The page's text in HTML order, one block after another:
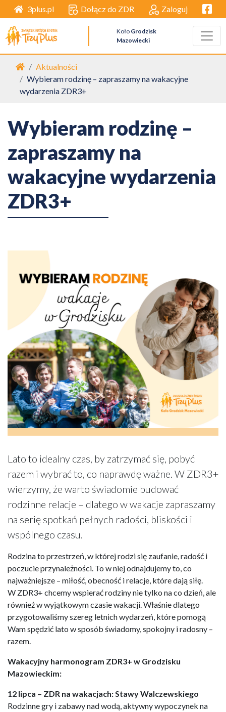
3plus.pl Dołącz do ZDR Zaloguj
Koło Grodzisk
Mazowiecki
Strona główna
Aktualności
Wybieram rodzinę – zapraszamy na wakacyjne
wydarzenia ZDR3+
Wybieram rodzinę –
zapraszamy na
wakacyjne wydarzenia
ZDR3+
Lato to idealny czas, by zatrzymać się, pobyć
razem i wybrać to, co naprawdę ważne. W ZDR3+
wierzymy, że warto świadomie budować
rodzinne relacje – dlatego w wakacje zapraszamy
na serię spotkań pełnych radości, bliskości i
wspólnego czasu.
Rodzina to przestrzeń, w której rodzi się zaufanie, radość i
poczucie przynależności. To w niej odnajdujemy to, co
najważniejsze – miłość, obecność i relacje, które dają siłę.
W ZDR3+ chcemy wspierać rodziny nie tylko na co dzień, ale
również w wyjątkowym czasie wakacji. Właśnie dlatego
przygotowaliśmy szereg letnich wydarzeń, które pomogą
Wam spędzić lato w sposób świadomy, spokojny i radosny –
razem.
Wakacyjny harmonogram ZDR3+ w Grodzisku
Mazowieckim:
12 lipca – ZDR na wakacjach: Stawy Walczewskiego
Rodzinne gry i zabawy nad wodą, aktywny wypoczynek na